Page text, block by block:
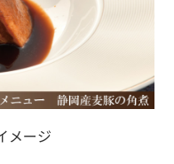
メージ